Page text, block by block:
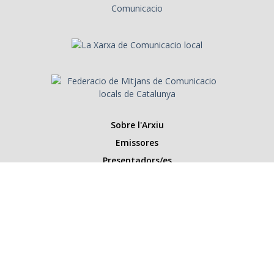
Sobre l'Arxiu
Emissores
Presentadors/es